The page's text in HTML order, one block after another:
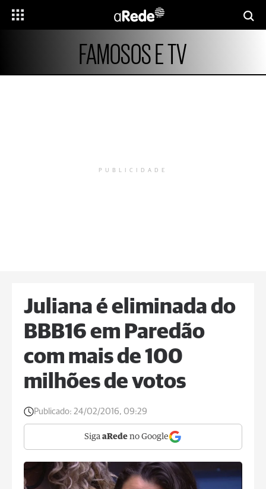
FAMOSOS E TV
PUBLICIDADE
Juliana é eliminada do
BBB16 em Paredão
com mais de 100
milhões de votos
Publicado: 24/02/2016, 09:29
Siga aRede no Google